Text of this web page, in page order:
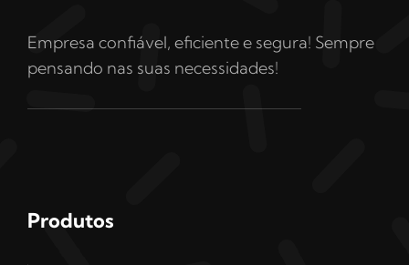
Empresa confiável, eficiente e segura! Sempre
pensando nas suas necessidades!
Produtos